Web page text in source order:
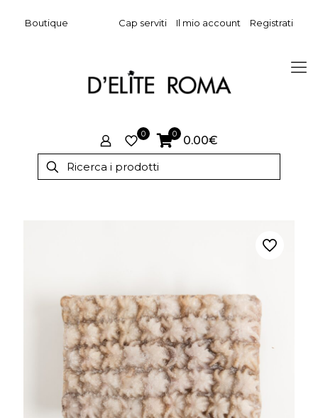
Boutique Cap serviti Il mio account Registrati
0 0 0.00€